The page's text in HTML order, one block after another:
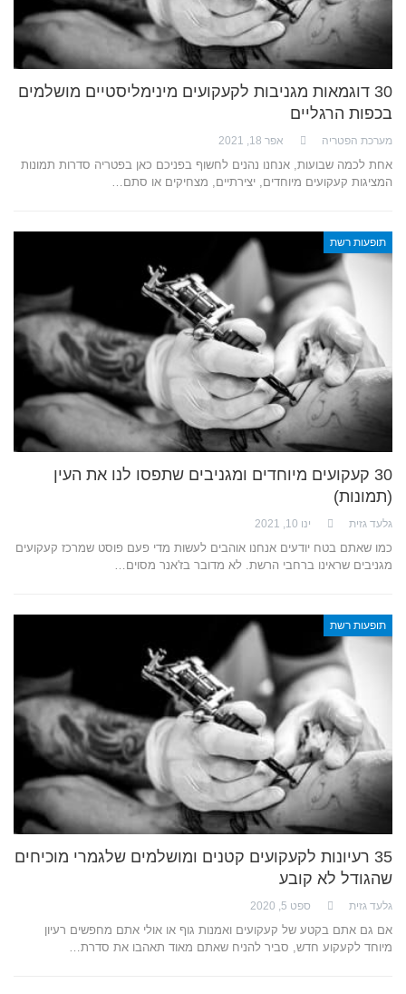
30 דוגמאות מגניבות לקעקועים מינימליסטיים מושלמים
בכפות הרגליים
מערכת הפטריה אפר 18, 2021
אחת לכמה שבועות, אנחנו נהנים לחשוף בפניכם כאן בפטריה סדרות תמונות
המציגות קעקועים מיוחדים, יצירתיים, מצחיקים או סתם…
תופעות רשת
30 קעקועים מיוחדים ומגניבים שתפסו לנו את העין
(תמונות)
גלעד גזית ינו 10, 2021
כמו שאתם בטח יודעים אנחנו אוהבים לעשות מדי פעם פוסט שמרכז קעקועים
מגניבים שראינו ברחבי הרשת. לא מדובר בז'אנר מסוים…
תופעות רשת
35 רעיונות לקעקועים קטנים ומושלמים שלגמרי מוכיחים
שהגודל לא קובע
גלעד גזית ספט 5, 2020
אם גם אתם בקטע של קעקועים ואמנות גוף או אולי אתם מחפשים רעיון
מיוחד לקעקוע חדש, סביר להניח שאתם מאוד תאהבו את סדרת…